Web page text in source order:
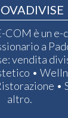
COM è un e-
a
vendita
•
•
altro.